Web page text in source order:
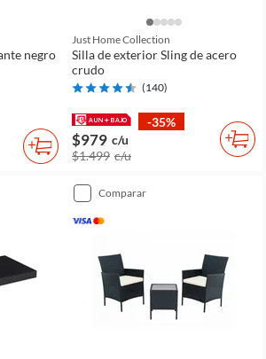
negro
Just Home Collection
Silla de exterior Sling de acero
crudo
(140)
-35%
$979 c/u
$1.499 c/u
comparar